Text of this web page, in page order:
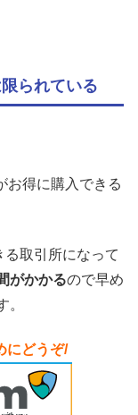
られている
お得に購入できる
取引所になって
がかかるので早め
。
にどうぞ/ー